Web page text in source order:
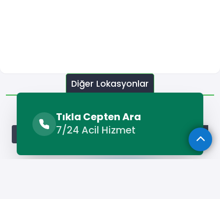
Tıkla Cepten Ara
7/24 Acil Hizmet
Diğer Lokasyonlar
Diğer Lokasyonlar
Adana Çatı Ustası Adıyaman Çatı Ustası